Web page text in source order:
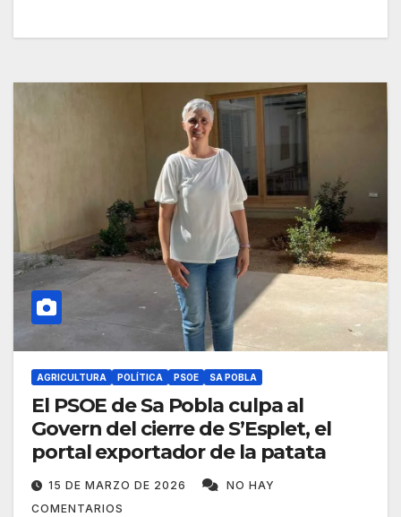
AGRICULTURA POLÍTICA PSOE SA POBLA
El PSOE de Sa Pobla culpa al
Govern del cierre de S’Esplet, el
portal exportador de la patata
15 DE MARZO DE 2026
NO HAY
COMENTARIOS